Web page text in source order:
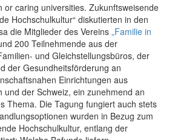
or caring universities. Zukunftsweisende
Hochschulkultur“ diskutierten in den
die Mitglieder des Vereins „Familie in
200 Teilnehmende aus der
und Gleichstellungsbüros, der
der Gesundheitsförderung an
Einrichtungen aus
und der Schweiz, ein zunehmend an
Thema. Die Tagung fungiert auch stets
wurden in Bezug zum
Hochschulkultur, entlang der